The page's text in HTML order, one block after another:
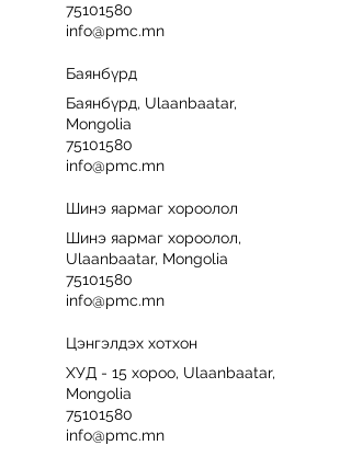
75101580
info@pmc.mn
Баянбүрд
Баянбүрд, Ulaanbaatar,
Mongolia
75101580
info@pmc.mn
Шинэ яармаг хороолол
Шинэ яармаг хороолол,
Ulaanbaatar, Mongolia
75101580
info@pmc.mn
Цэнгэлдэх хотхон
ХУД - 15 хороо, Ulaanbaatar,
Mongolia
75101580
info@pmc.mn